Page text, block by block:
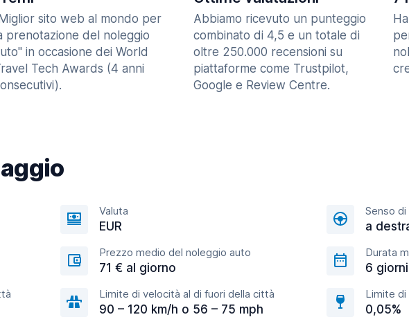
sito web al mondo per
prenotazione del noleggio
in occasione dei World
Tech Awards (4 anni
Abbiamo ricevuto un punteggio
combinato di 4,5 e un totale di
oltre 250.000 recensioni su
piattaforme come Trustpilot,
Google e Review Centre.
Valuta
EUR
Senso di
a
Prezzo medio del noleggio auto
71 € al giorno
Durata
6 giorni
Limite di velocità al di fuori della città
90 – 120 km/h o 56 – 75 mph
Limite
0,05%